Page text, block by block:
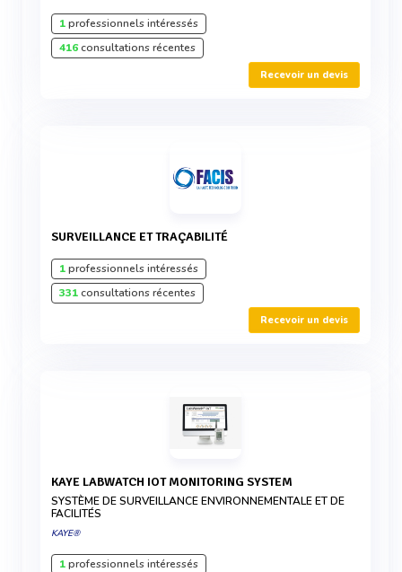
1professionnels intéressés
416consultations récentes
Recevoir un devis
SURVEILLANCE ET TRAÇABILITÉ
1professionnels intéressés
331consultations récentes
Recevoir un devis
KAYE LABWATCH IOT MONITORING SYSTEM
SYSTÈME DE SURVEILLANCE ENVIRONNEMENTALE ET DE
FACILITÉS
KAYE®
1professionnels intéressés